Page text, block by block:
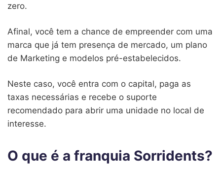
zero.
Afinal, você tem a chance de empreender com uma
marca que já tem presença de mercado, um plano
de Marketing e modelos pré-estabelecidos.
Neste caso, você entra com o capital, paga as
taxas necessárias e recebe o suporte
recomendado para abrir uma unidade no local de
interesse.
O que é a franquia Sorridents?